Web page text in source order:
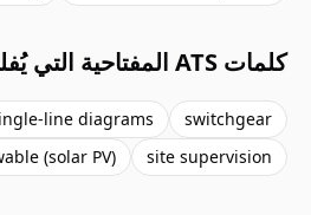
كلمات ATS المفتاحية التي يُفلتر عليها
switchgear
line diagrams
site supervision
(solar PV)